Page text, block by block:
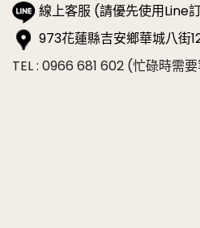
線上客服 (請優先使用Line
973花蓮縣吉安鄉華城八街
TEL : 0966 681 602 (忙碌時需